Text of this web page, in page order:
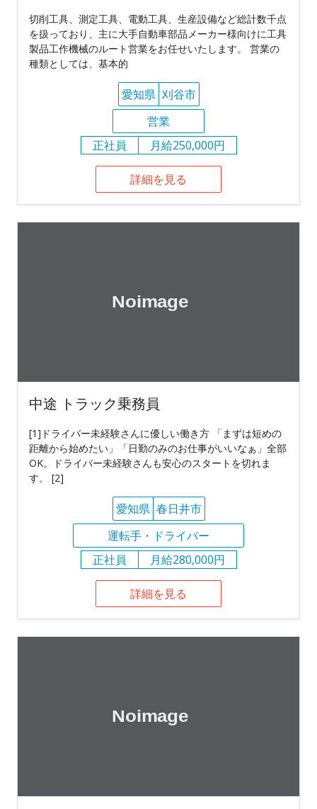
切削工具、測定工具、電動工具、生産設備など総計数千点
を扱っており、主に大手自動車部品メーカー様向けに工具
製品工作機械のルート営業をお任せいたします。 営業の
種類としては、基本的
愛知県 刈谷市
営業
正社員
月給250,000円
詳細を見る
中途 トラック乗務員
[1]ドライバー未経験さんに優しい働き方 「まずは短めの
距離から始めたい」「日勤のみのお仕事がいいなぁ」全部
OK。ドライバー未経験さんも安心のスタートを切れま
す。 [2]
愛知県 春日井市
運転手・ドライバー
正社員
月給280,000円
詳細を見る